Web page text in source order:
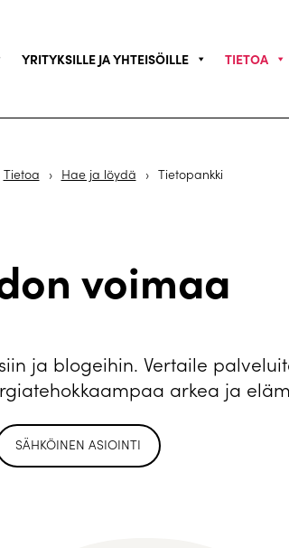
YRITYKSILLE JA YHTEISÖILLE TIETOA
Tietoa › Hae ja löydä › Tietopankki
voimaa
ja blogeihin. Vertaile
arkea ja
SÄHKÖINEN ASIOINTI